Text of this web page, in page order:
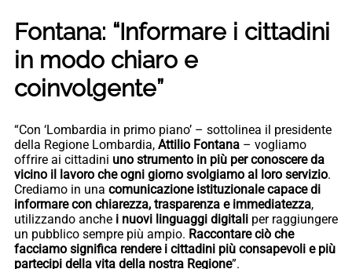
Fontana: “Informare i cittadini
in modo chiaro e
coinvolgente”
“Con ‘Lombardia in primo piano’ – sottolinea il presidente
della Regione Lombardia, Attilio Fontana – vogliamo
offrire ai cittadini uno strumento in più per conoscere da
vicino il lavoro che ogni giorno svolgiamo al loro servizio.
Crediamo in una comunicazione istituzionale capace di
informare con chiarezza, trasparenza e immediatezza,
utilizzando anche i nuovi linguaggi digitali per raggiungere
un pubblico sempre più ampio. Raccontare ciò che
facciamo significa rendere i cittadini più consapevoli e più
partecipi della vita della nostra Regione”.